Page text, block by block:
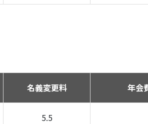
名義変更料 年会
5.5